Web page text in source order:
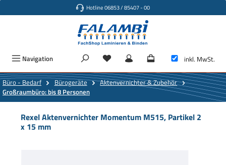
Hotline 06853 / 85407 - 00
Navigation inkl. MwSt.
Büro - Bedarf Bürogeräte
Aktenvernichter & Zubehör
Großraumbüro: bis 8 Personen
Rexel Aktenvernichter Momentum M515, Partikel 2
x 15 mm